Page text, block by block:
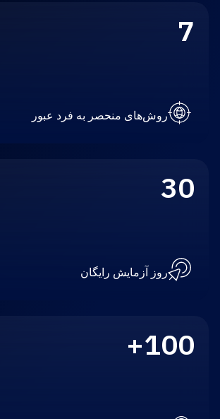
7
روش‌های منحصر به فرد عبور
30
روز آزمایش رایگان
100+